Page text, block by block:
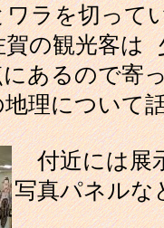
ラを切って
の観光客は
あるので寄
理について
付近には展
写真パネルな